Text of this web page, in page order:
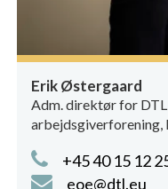
Erik Østergaard
Adm. direktør for
arbejdsgiverforening,
+45 40 15 12
eoe@dtl.eu